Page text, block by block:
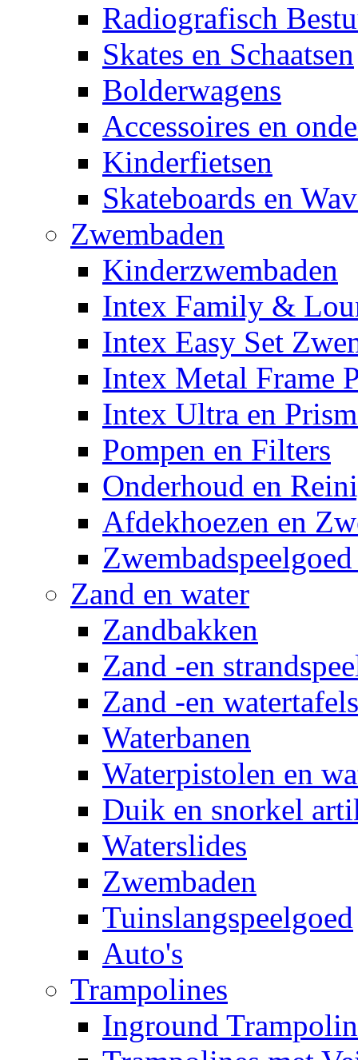
Radiografisch
Skates en Schaatsen
Bolderwagens
Accessoires en
Kinderfietsen
Skateboards en
Zwembaden
Kinderzwembaden
Intex Family &
Intex Easy Set
Intex Metal Frame
Intex Ultra en
Pompen en Filters
Onderhoud en
Afdekhoezen en
Zand en water
Zandbakken
Zand -en
Zand -en watertafels
Waterbanen
Waterpistolen en
Duik en snorkel
Waterslides
Zwembaden
Tuinslangspeelgoed
Auto's
Trampolines
Inground